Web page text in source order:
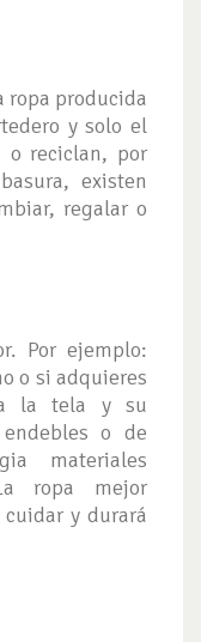
ropa producida
y solo el
o reciclan, por
existen
regalar o
Por ejemplo:
o si adquieres
la tela y su
o de
materiales
ropa mejor
y durará